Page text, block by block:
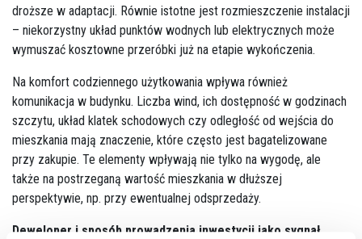
droższe w adaptacji. Równie istotne jest rozmieszczenie instalacji
– niekorzystny układ punktów wodnych lub elektrycznych może
wymuszać kosztowne przeróbki już na etapie wykończenia.
Na komfort codziennego użytkowania wpływa również
komunikacja w budynku. Liczba wind, ich dostępność w godzinach
szczytu, układ klatek schodowych czy odległość od wejścia do
mieszkania mają znaczenie, które często jest bagatelizowane
przy zakupie. Te elementy wpływają nie tylko na wygodę, ale
także na postrzeganą wartość mieszkania w dłuższej
perspektywie, np. przy ewentualnej odsprzedaży.
Deweloper i sposób prowadzenia inwestycji jako sygnał